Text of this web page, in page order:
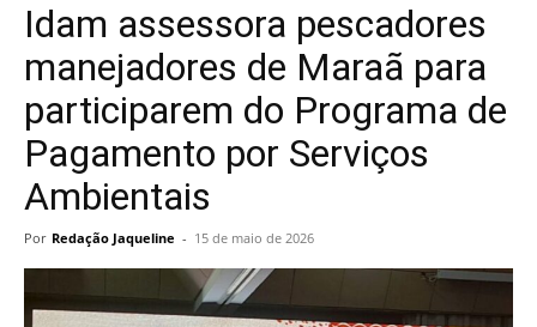
Idam assessora pescadores
manejadores de Maraã para
participarem do Programa de
Pagamento por Serviços
Ambientais
Por Redação Jaqueline - 15 de maio de 2026